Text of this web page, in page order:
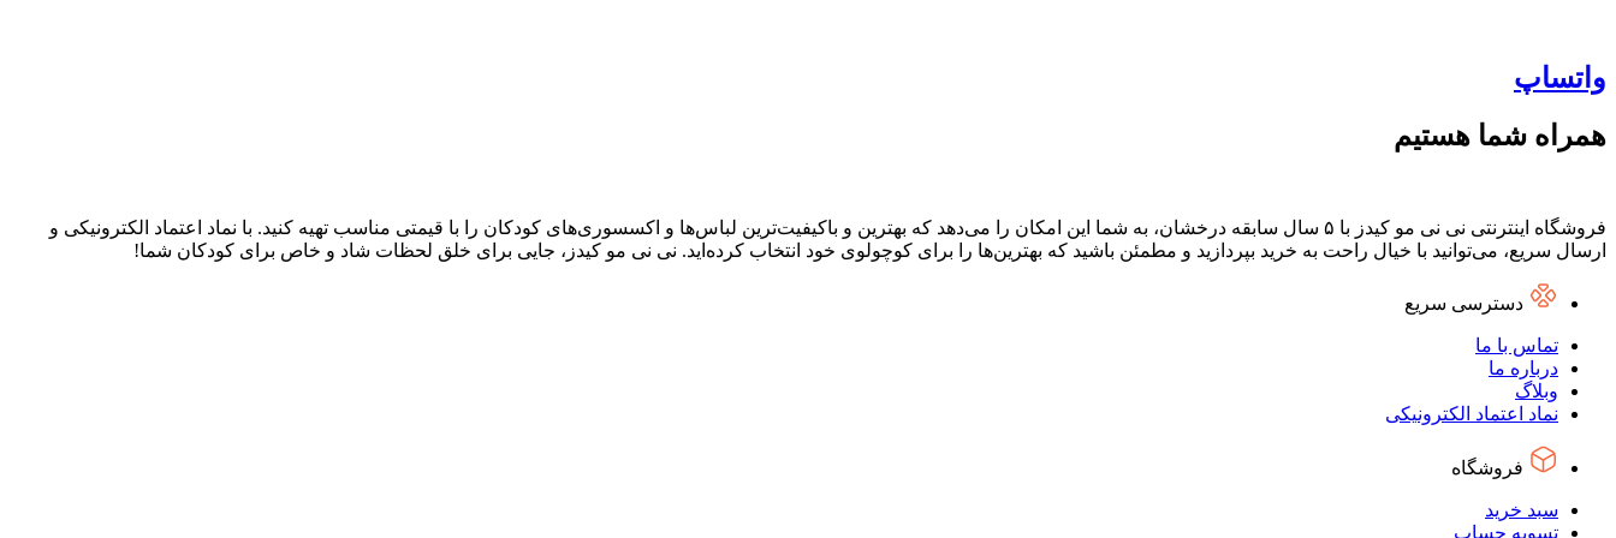
واتساپ
همراه شما هستیم
فروشگاه اینترنتی نی نی مو کیدز با ۵ سال سابقه درخشان، به شما این امکان را می‌دهد که بهترین و باکیفیت‌ترین لباس‌ها و اکسسوری‌های کودکان را با قیمتی مناسب تهیه کنید. با نماد اعتماد الکترونیکی و
ارسال سریع، می‌توانید با خیال راحت به خرید بپردازید و مطمئن باشید که بهترین‌ها را برای کوچولوی خود انتخاب کرده‌اید. نی نی مو کیدز، جایی برای خلق لحظات شاد و خاص برای کودکان شما!
دسترسی سریع
تماس با ما
درباره ما
وبلاگ
نماد اعتماد الکترونیکی
فروشگاه
سبد خرید
تسویه حساب